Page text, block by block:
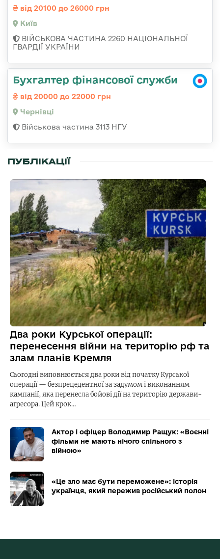
від 20100 до 26000 грн
Київ
ВІЙСЬКОВА ЧАСТИНА 2260 НАЦІОНАЛЬНОЇ
ГВАРДІЇ УКРАЇНИ
Бухгалтер фінансової служби
від 20000 до 22000 грн
Чернівці
Військова частина 3113 НГУ
ПУБЛІКАЦІЇ
Два роки Курської операції:
перенесення війни на територію рф та
злам планів Кремля
Сьогодні виповнюється два роки від початку Курської
операції — безпрецедентної за задумом і виконанням
кампанії, яка перенесла бойові дії на територію держави-
агресора. Цей крок…
Актор і офіцер Володимир Ращук: «Воєнні
фільми не мають нічого спільного з
війною»
«Це зло має бути переможене»: історія
українця, який пережив російський полон